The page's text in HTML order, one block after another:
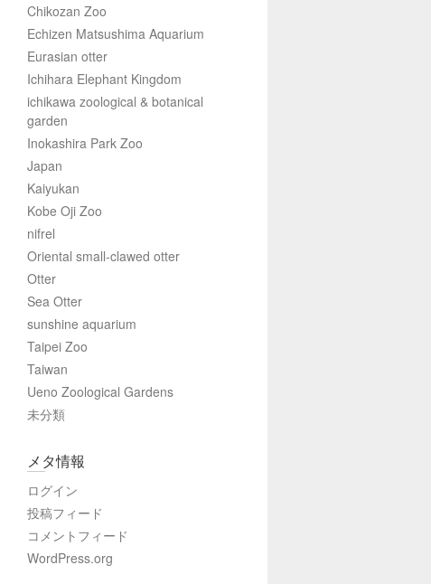
Chikozan Zoo
Echizen Matsushima Aquarium
Eurasian otter
Ichihara Elephant Kingdom
ichikawa zoological & botanical
garden
Inokashira Park Zoo
Japan
Kaiyukan
Kobe Oji Zoo
nifrel
Oriental small-clawed otter
Otter
Sea Otter
sunshine aquarium
Taipei Zoo
Taiwan
Ueno Zoological Gardens
未分類
メタ情報
ログイン
投稿フィード
コメントフィード
WordPress.org